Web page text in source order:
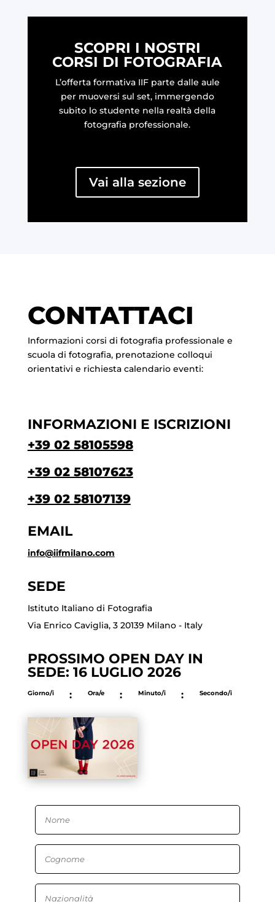
SCOPRI I NOSTRI
CORSI DI FOTOGRAFIA
L’offerta formativa IIF parte dalle aule
per muoversi sul set, immergendo
subito lo studente nella realtà della
fotografia professionale.
Vai alla sezione
CONTATTACI
Informazioni corsi di fotografia professionale e
scuola di fotografia, prenotazione colloqui
orientativi e richiesta calendario eventi:
INFORMAZIONI E ISCRIZIONI
+39 02 58105598
+39 02 58107623
+39 02 58107139
EMAIL
info@iifmilano.com
SEDE
Istituto Italiano di Fotografia
Via Enrico Caviglia, 3 20139 Milano - Italy
PROSSIMO OPEN DAY IN
SEDE: 16 LUGLIO 2026
Giorno/i : Ora/e : Minuto/i : Secondo/i